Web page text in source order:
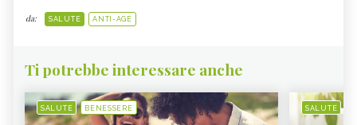
da: SALUTE ANTI-AGE
Ti potrebbe interessare anche
SALUTE BENESSERE SALUTE